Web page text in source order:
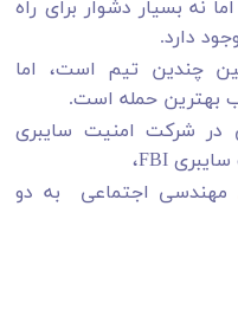
نه بسیار دشوار برای راه
دارد.
چندین تیم است، اما
بهترین حمله است.
در شرکت امنیت سایبری
مهندسی اجتماعی به دو